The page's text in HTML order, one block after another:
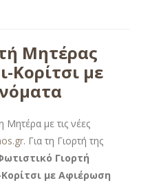
Μητέρας
Κορίτσι με
με τις νέες
. Για τη Γιορτή της
Γιορτή
με Αφιέρωση